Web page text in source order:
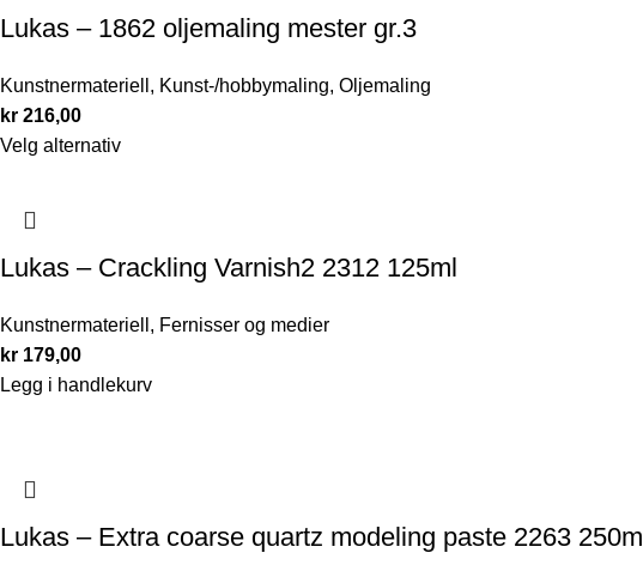
Lukas – 1862 oljemaling mester gr.3
Kunstnermateriell , Kunst-/hobbymaling, Oljemaling
kr 216,00
Velg alternativ
Lukas – Crackling Varnish2 2312 125ml
Kunstnermateriell , Fernisser og medier
kr 179,00
Legg i handlekurv
Lukas – Extra coarse quartz modeling paste 2263 250ml